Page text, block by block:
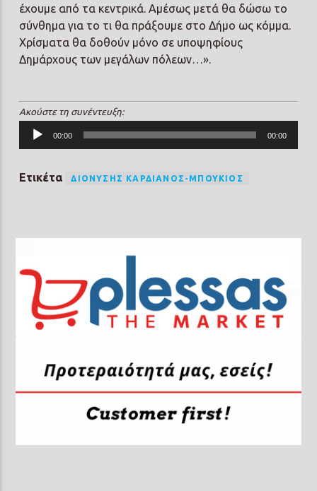
έχουμε από τα κεντρικά. Αμέσως μετά θα δώσω το
σύνθημα για το τι θα πράξουμε στο Δήμο ως κόμμα.
Χρίσματα θα δοθούν μόνο σε υποψηφίους
Δημάρχους των μεγάλων πόλεων…».
Ακούστε τη συνέντευξη:
Πρόγραμμα
00:00 00:00
Ετικέτα ΔΙΟΝΎΣΗΣ ΚΑΡΔΙΑΝΌΣ-ΜΠΟΎΚΙΟΣ